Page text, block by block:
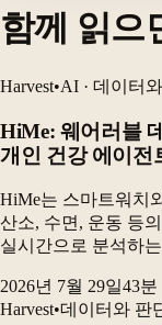
함께 읽으
Harvest•AI · 데이터
HiMe: 웨어러블
개인 건강 에이전
HiMe는 스마트워치
산소, 수면, 운동 등
실시간으로 분석하
데이터베이스를 핵
장기적인...
2026년 7월 29일43분
Harvest•데이터와 판